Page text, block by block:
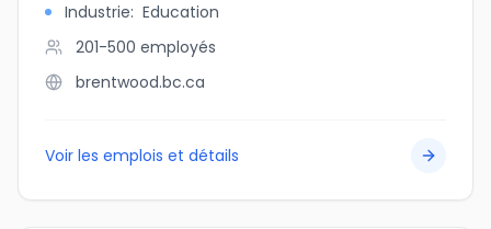
Industrie: Education
201-500 employés
brentwood.bc.ca
Voir les emplois et détails